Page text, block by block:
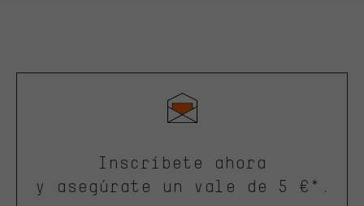
Inscríbete ahora
y asegúrate un vale de 5 €*.